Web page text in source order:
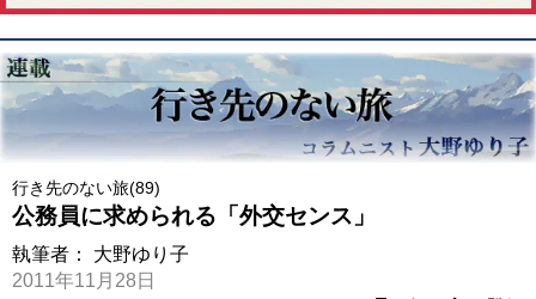
行き先のない旅(89)
公務員に求められる「外交センス」
執筆者： 大野ゆり子
2011年11月28日